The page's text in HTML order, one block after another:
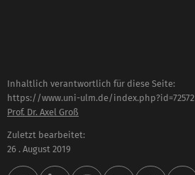
Inhaltlich verantwortlich für diese Seite:
https://www.uni-ulm.de/index.php?id=72572
Prof. Dr. Axel Groß
Zuletzt bearbeitet:
26 . August 2019